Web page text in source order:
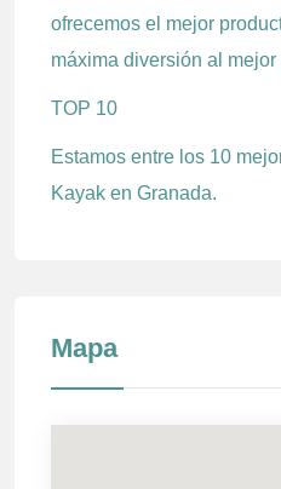
ofrecemos el mejor
máxima diversión al mejor
TOP 10
Estamos entre los 10
Kayak en Granada.
Mapa